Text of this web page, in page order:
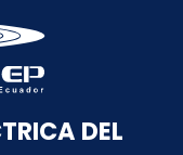
DEL